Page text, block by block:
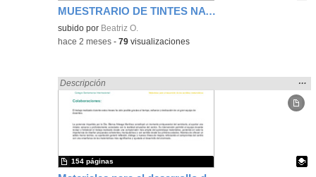
MUESTRARIO DE TINTES NATURALES
Contenido educativo.
subido por Beatriz O.
-hace 2 meses -79 visualizaciones
Encontrado «Diseño» en:
Descripción
la
…
154 páginas